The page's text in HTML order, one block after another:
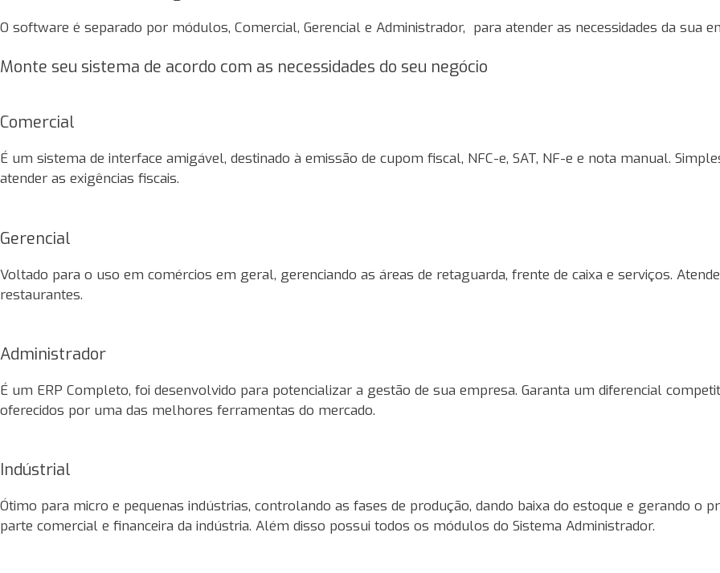
O software é separado por módulos, Comercial, Gerencial e Administrador, para atender as necessidades da sua
Monte seu sistema de acordo com as necessidades do seu negócio
Comercial
É um sistema de interface amigável, destinado à emissão de cupom fiscal, NFC-e, SAT, NF-e e nota manual.
atender as exigências fiscais.
Gerencial
Voltado para o uso em comércios em geral, gerenciando as áreas de retaguarda, frente de caixa e serviços.
restaurantes.
Administrador
É um ERP Completo, foi desenvolvido para potencializar a gestão de sua empresa. Garanta um diferencial
oferecidos por uma das melhores ferramentas do mercado.
Indústrial
Ótimo para micro e pequenas indústrias, controlando as fases de produção, dando baixa do estoque e gerando o
parte comercial e financeira da indústria. Além disso possui todos os módulos do Sistema Administrador.